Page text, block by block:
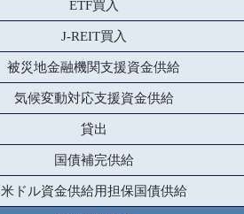
ETF買入
J-REIT買入
被災地金融機関支援資金供給
気候変動対応支援資金供給
貸出
国債補完供給
米ドル資金供給用担保国債供給